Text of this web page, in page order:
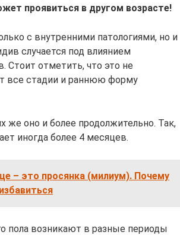
проявиться в другом возрасте!
с внутренними патологиями, но и
случается под влиянием
Стоит отметить, что это не
все стадии и раннюю форму
же оно и более продолжительно. Так,
иногда более 4 месяцев.
– это просянка (милиум). Почему
пола возникают в разные периоды